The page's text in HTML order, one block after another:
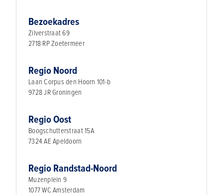
Bezoekadres
Zilverstraat 69
2718 RP Zoetermeer
Regio Noord
Laan Corpus den Hoorn 101-b
9728 JR Groningen
Regio Oost
Boogschutterstraat 15A
7324 AE Apeldoorn
Regio Randstad-Noord
Muzenplein 9
1077 WC Amsterdam